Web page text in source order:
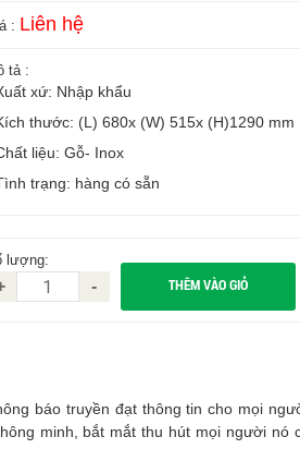
: Liên hệ
tả :
xứ: Nhập khẩu
thước: (L) 680x (W) 515x (H)1290 mm
liệu: Gỗ- Inox
trạng: hàng có sẵn
lượng:
- THÊM VÀO GIỎ
báo truyền đạt thông tin cho mọi
minh, bắt mắt thu hút mọi người